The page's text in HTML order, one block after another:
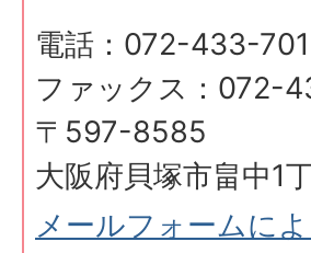
電話：072-433-
ファックス：072-
〒597-8585
大阪府貝塚市畠中1
メールフォームに